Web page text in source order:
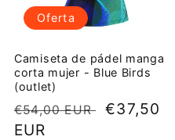
n
:
Oferta
Camiseta de pádel manga
corta mujer - Blue Birds
(outlet)
Precio
habitual
€54,00 EUR
Precio
€37,50
EUR